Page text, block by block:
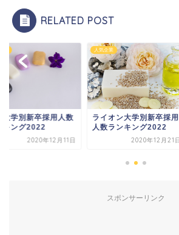
RELATED POST
オン大学別新卒採用
ランキング2022
2020年12月21日
人気企業
バンダイ採用大学別新卒
就職者数ランキング
スポンサーリンク